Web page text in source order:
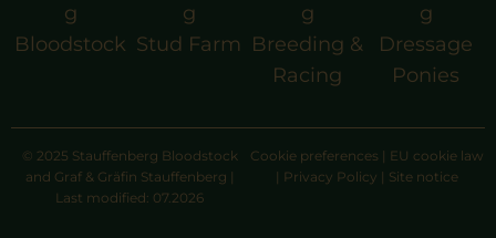
g
Bloodstock
g
Stud Farm
g
Breeding &
Racing
g
Dressage
Ponies
© 2025 Stauffenberg Bloodstock
and Graf & Gräfin Stauffenberg |
Last modified: 07.2026
Cookie preferences | EU cookie law
| Privacy Policy | Site notice